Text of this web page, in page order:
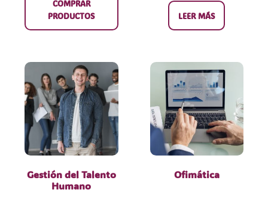
COMPRAR
PRODUCTOS
LEER MÁS
Gestión del Talento
Humano
Ofimática